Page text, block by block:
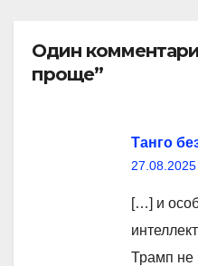
Один
проще”
Танго
[…] и
Трамп не